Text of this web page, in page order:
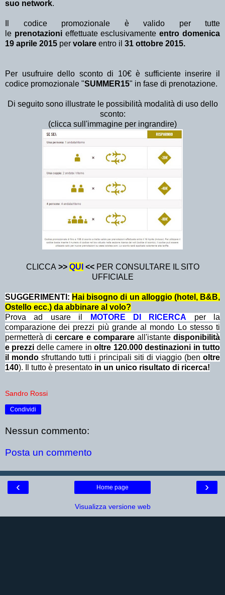
suo network.
Il codice promozionale è valido per tutte
le prenotazioni effettuate esclusivamenteentro domenica
19 aprile 2015 per volare entro il 31 ottobre 2015.
Per usufruire dello sconto di 10€ è sufficiente inserire il
codice promozionale "SUMMER15" in fase di prenotazione.
Di seguito sono illustrate le possibilità modalità di uso dello
sconto:
(clicca sull'immagine per ingrandire)
CLICCA >> QUI <<PER CONSULTARE IL SITO
UFFICIALE
SUGGERIMENTI: Hai bisogno di un alloggio (hotel, B&B,
Ostello ecc.) da abbinare al volo?
Prova ad usare il
MOTORE DI RICERCA
per la
comparazione dei prezzi più grande al mondo Lo stesso ti
permetterà dicercare e comparare all'istantedisponibilità
e prezzi delle camere inoltre 120.000 destinazioni in tutto
il mondo sfruttando tutti i principali siti di viaggio (benoltre
140). Il tutto è presentato in un unico risultato di ricerca!
Sandro Rossi
Condividi
Nessun commento:
Posta un commento
‹ ›
Home page
Visualizza versione web